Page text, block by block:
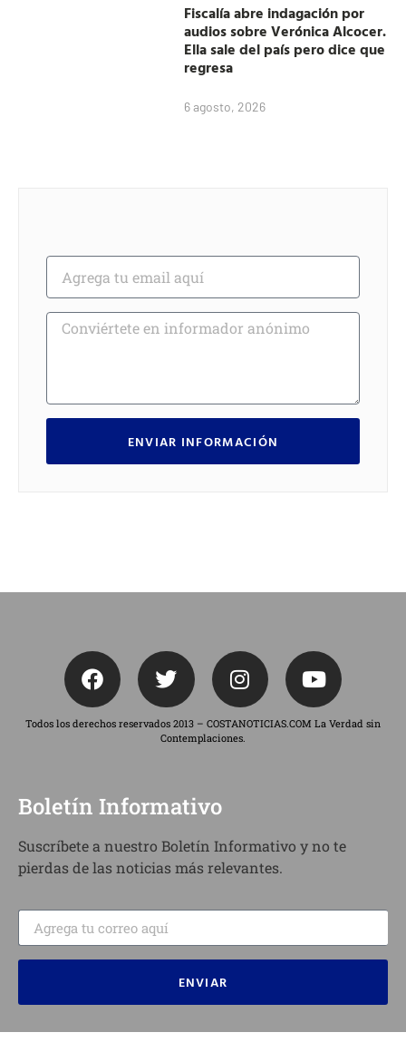
Fiscalía abre indagación por
audios sobre Verónica Alcocer.
Ella sale del país pero dice que
regresa
6 agosto, 2026
ENVIAR INFORMACIÓN
Todos los derechos reservados 2013 – COSTANOTICIAS.COM La Verdad sin
Contemplaciones.
Boletín Informativo
Suscríbete a nuestro Boletín Informativo y no te
pierdas de las noticias más relevantes.
ENVIAR